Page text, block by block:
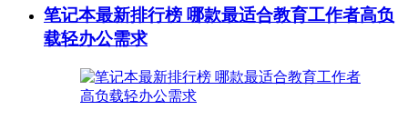
笔记本最新排行榜 哪款最适合教育工作者高负
载轻办公需求